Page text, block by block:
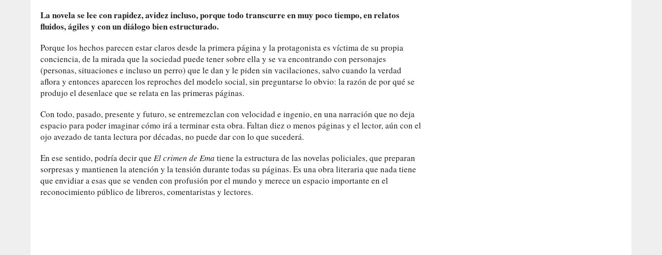
La novela se lee con rapidez, avidez incluso, porque todo transcurre en muy poco tiempo, en relatos
fluidos, ágiles y con un diálogo bien estructurado.
Porque los hechos parecen estar claros desde la primera página y la protagonista es víctima de su propia
conciencia, de la mirada que la sociedad puede tener sobre ella y se va encontrando con personajes
(personas, situaciones e incluso un perro) que le dan y le piden sin vacilaciones, salvo cuando la verdad
aflora y entonces aparecen los reproches del modelo social, sin preguntarse lo obvio: la razón de por qué se
produjo el desenlace que se relata en las primeras páginas.
Con todo, pasado, presente y futuro, se entremezclan con velocidad e ingenio, en una narración que no deja
espacio para poder imaginar cómo irá a terminar esta obra. Faltan diez o menos páginas y el lector, aún con el
ojo avezado de tanta lectura por décadas, no puede dar con lo que sucederá.
En ese sentido, podría decir que El crimen de Ema tiene la estructura de las novelas policiales, que preparan
sorpresas y mantienen la atención y la tensión durante todas su páginas. Es una obra literaria que nada tiene
que envidiar a esas que se venden con profusión por el mundo y merece un espacio importante en el
reconocimiento público de libreros, comentaristas y lectores.